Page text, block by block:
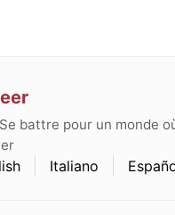
battre pour un monde
Italiano